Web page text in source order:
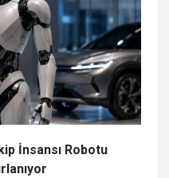
İnsansı Robotu